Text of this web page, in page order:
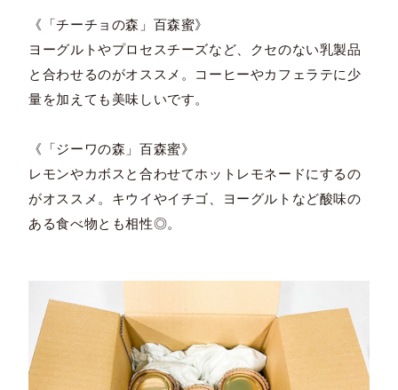
《「チーチョの森」百森蜜》
ヨーグルトやプロセスチーズなど、クセのない乳製品
と合わせるのがオススメ。コーヒーやカフェラテに少
量を加えても美味しいです。
《「ジーワの森」百森蜜》
レモンやカボスと合わせてホットレモネードにするの
がオススメ。キウイやイチゴ、ヨーグルトなど酸味の
ある食べ物とも相性◎。